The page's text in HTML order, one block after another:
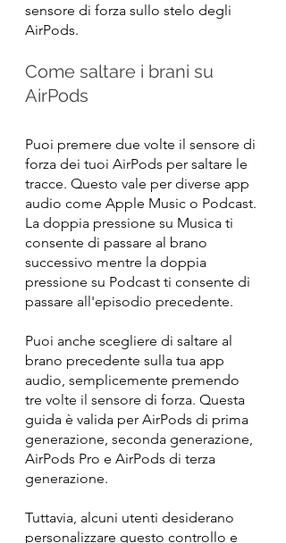
sensore di forza sullo stelo degli
AirPods.
Come saltare i brani su
AirPods
Puoi premere due volte il sensore di
forza dei tuoi AirPods per saltare le
tracce. Questo vale per diverse app
audio come Apple Music o Podcast.
La doppia pressione su Musica ti
consente di passare al brano
successivo mentre la doppia
pressione su Podcast ti consente di
passare all'episodio precedente.
Puoi anche scegliere di saltare al
brano precedente sulla tua app
audio, semplicemente premendo
tre volte il sensore di forza. Questa
guida è valida per AirPods di prima
generazione, seconda generazione,
AirPods Pro e AirPods di terza
generazione.
Tuttavia, alcuni utenti desiderano
personalizzare questo controllo e